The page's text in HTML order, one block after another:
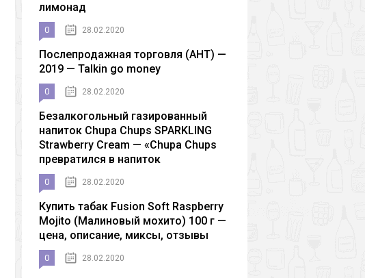
лимонад
0 28.02.2020
Послепродажная торговля (AHT) —
2019 — Talkin go money
0 28.02.2020
Безалкогольный газированный
напиток Chupa Chups SPARKLING
Strawberry Cream — «Chupa Chups
превратился в напиток
0 28.02.2020
Купить табак Fusion Soft Raspberry
Mojito (Малиновый мохито) 100 г —
цена, описание, миксы, отзывы
0 28.02.2020